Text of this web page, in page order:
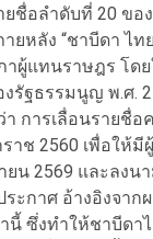
ยชื่อลำดับที่ 20 ขอ
ยหลัง “ชาบีดา ไ
ผู้แทนราษฎร โด
งรัฐธรรมนูญ พ.ศ.
า การเลื่อนรายชื่
าช 2560 เพื่อให้
ยน 2569 และลง
ระกาศ อ้างอิงจ
นี้ ซึ่งทำให้ชาบีดา